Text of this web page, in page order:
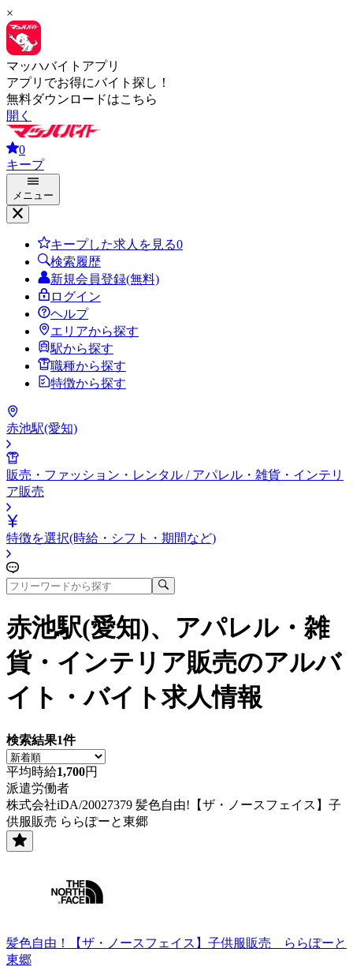
×
マッハバイトアプリ
アプリでお得にバイト探し！
無料ダウンロードはこちら
開く
0
キープ
メニュー
キープした求人を見る0
検索履歴
新規会員登録(無料)
ログイン
ヘルプ
エリアから探す
駅から探す
職種から探す
特徴から探す
赤池駅(愛知)
販売・ファッション・レンタル / アパレル・雑貨・インテリ
ア販売
特徴を選択(時給・シフト・期間など)
赤池駅(愛知)、アパレル・雑
貨・インテリア販売のアルバ
イト・バイト求人情報
検索結果1件
平均時給1,700円
派遣労働者
株式会社iDA/20027379 髪色自由!【ザ・ノースフェイス】子
供服販売 ららぽーと東郷
髪色自由！【ザ・ノースフェイス】子供服販売 ららぽーと
東郷